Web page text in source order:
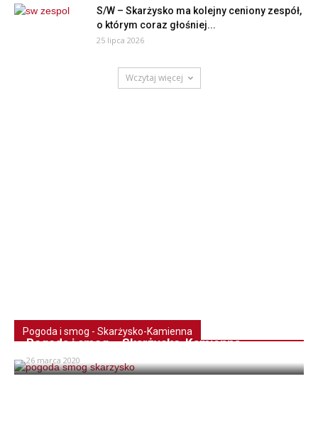
S/W – Skarżysko ma kolejny ceniony zespół,
o którym coraz głośniej...
25 lipca 2026
Wczytaj więcej
Pogoda i smog - Skarżysko-Kamienna
Pogoda i smog – Skarżysko-Kamienna
26 marca 2020